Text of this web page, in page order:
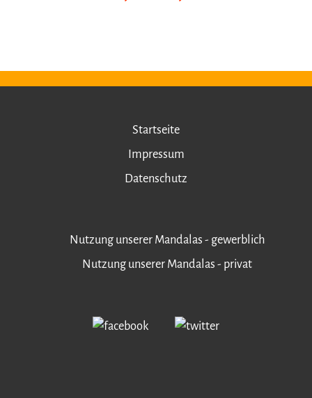
Startseite
Impressum
Datenschutz
Nutzung unserer Mandalas - gewerblich
Nutzung unserer Mandalas - privat